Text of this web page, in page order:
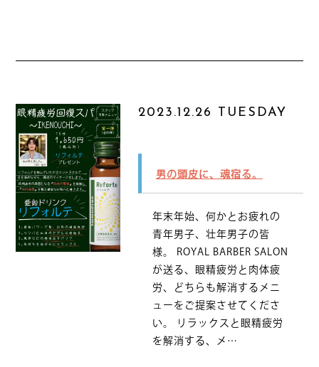
2023.12.26 TUESDAY
男の頭皮に、魂宿る。
年末年始、何かとお疲れの
青年男子、壮年男子の皆
様。 ROYAL BARBER SALON
が送る、眼精疲労と肉体疲
労、どちらも解消するメニ
ューをご提案させてくださ
い。 リラックスと眼精疲労
を解消する、メ…